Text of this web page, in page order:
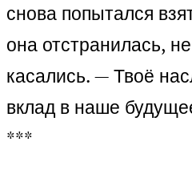
снова попытался
она отстранилась,
касались. — Твоё
вклад в наше
***